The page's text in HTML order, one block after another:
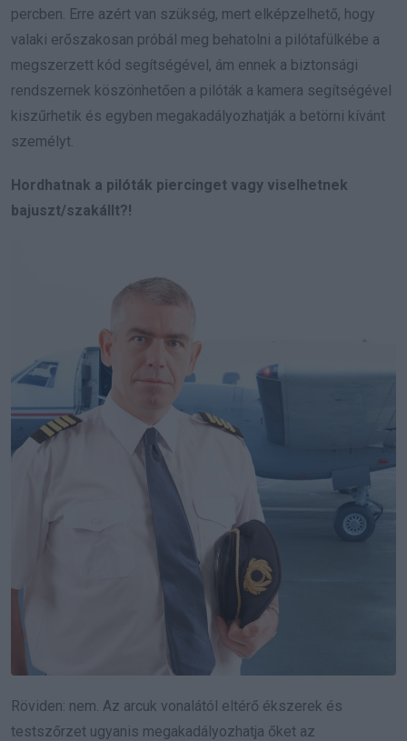
percben. Erre azért van szükség, mert elképzelhető, hogy
valaki erőszakosan próbál meg behatolni a pilótafülkébe a
megszerzett kód segítségével, ám ennek a biztonsági
rendszernek köszönhetően a pilóták a kamera segítségével
kiszűrhetik és egyben megakadályozhatják a betörni kívánt
személyt.
Hordhatnak a pilóták piercinget vagy viselhetnek
bajuszt/szakállt?!
Röviden: nem. Az arcuk vonalától eltérő ékszerek és
testszőrzet ugyanis megakadályozhatja őket az